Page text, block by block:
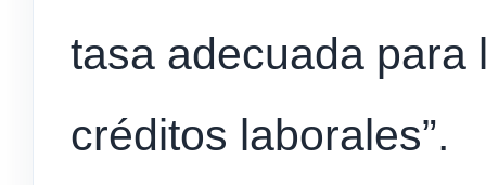
tasa adecuada para
créditos laborales”.